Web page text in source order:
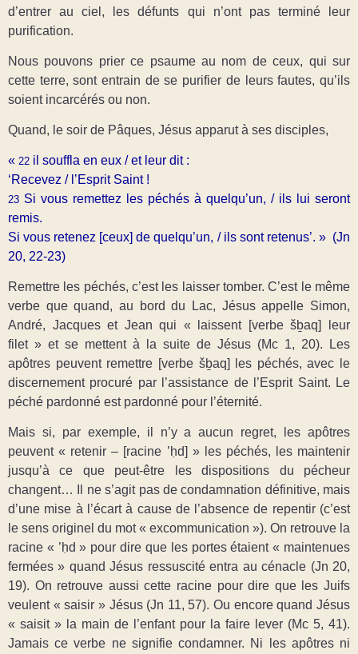
d’entrer au ciel, les défunts qui n’ont pas terminé leur
purification.
Nous pouvons prier ce psaume au nom de ceux, qui sur
cette terre, sont entrain de se purifier de leurs fautes, qu’ils
soient incarcérés ou non.
Quand, le soir de Pâques, Jésus apparut à ses disciples,
« 22 il souffla en eux / et leur dit :
‘Recevez / l’Esprit Saint !
23 Si vous remettez les péchés à quelqu’un, / ils lui seront
remis.
Si vous retenez [ceux] de quelqu’un, / ils sont retenus’. » (Jn
20, 22-23)
Remettre les péchés, c’est les laisser tomber. C’est le même
verbe que quand, au bord du Lac, Jésus appelle Simon,
André, Jacques et Jean qui « laissent [verbe šḇaq] leur
filet » et se mettent à la suite de Jésus (Mc 1, 20). Les
apôtres peuvent remettre [verbe šḇaq] les péchés, avec le
discernement procuré par l’assistance de l’Esprit Saint. Le
péché pardonné est pardonné pour l’éternité.
Mais si, par exemple, il n’y a aucun regret, les apôtres
peuvent « retenir – [racine ’ḥd] » les péchés, les maintenir
jusqu’à ce que peut-être les dispositions du pécheur
changent… Il ne s’agit pas de condamnation définitive, mais
d’une mise à l’écart à cause de l’absence de repentir (c’est
le sens originel du mot « excommunication »). On retrouve la
racine « ’ḥd » pour dire que les portes étaient « maintenues
fermées » quand Jésus ressuscité entra au cénacle (Jn 20,
19). On retrouve aussi cette racine pour dire que les Juifs
veulent « saisir » Jésus (Jn 11, 57). Ou encore quand Jésus
« saisit » la main de l’enfant pour la faire lever (Mc 5, 41).
Jamais ce verbe ne signifie condamner. Ni les apôtres ni